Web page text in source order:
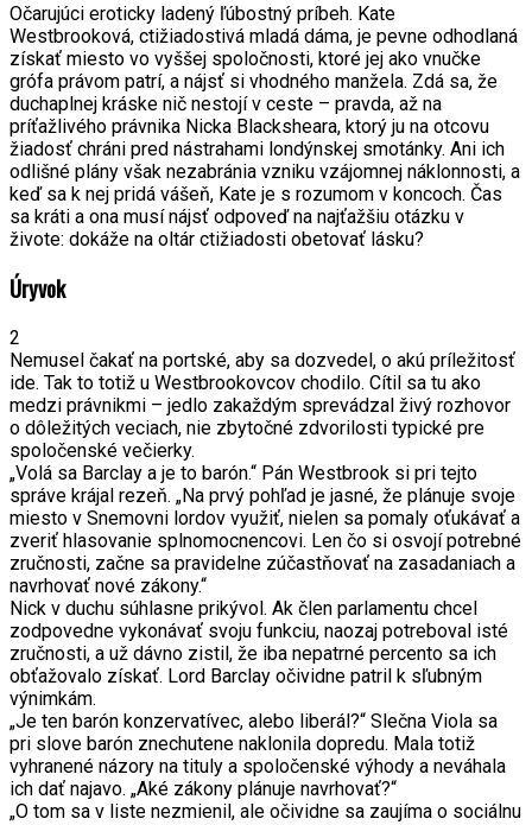
Očarujúci eroticky ladený ľúbostný príbeh. Kate
Westbrooková, ctižiadostivá mladá dáma, je pevne odhodlaná
získať miesto vo vyššej spoločnosti, ktoré jej ako vnučke
grófa právom patrí, a nájsť si vhodného manžela. Zdá sa, že
duchaplnej kráske nič nestojí v ceste – pravda, až na
príťažlivého právnika Nicka Blacksheara, ktorý ju na otcovu
žiadosť chráni pred nástrahami londýnskej smotánky. Ani ich
odlišné plány však nezabránia vzniku vzájomnej náklonnosti, a
keď sa k nej pridá vášeň, Kate je s rozumom v koncoch. Čas
sa kráti a ona musí nájsť odpoveď na najťažšiu otázku v
živote: dokáže na oltár ctižiadosti obetovať lásku?
Úryvok
2
Nemusel čakať na portské, aby sa dozvedel, o akú príležitosť
ide. Tak to totiž u Westbrookovcov chodilo. Cítil sa tu ako
medzi právnikmi – jedlo zakaždým sprevádzal živý rozhovor
o dôležitých veciach, nie zbytočné zdvorilosti typické pre
spoločenské večierky.
„Volá sa Barclay a je to barón.“ Pán Westbrook si pri tejto
správe krájal rezeň. „Na prvý pohľad je jasné, že plánuje svoje
miesto v Snemovni lordov využiť, nielen sa pomaly oťukávať a
zveriť hlasovanie splnomocnencovi. Len čo si osvojí potrebné
zručnosti, začne sa pravidelne zúčastňovať na zasadaniach a
navrhovať nové zákony.“
Nick v duchu súhlasne prikývol. Ak člen parlamentu chcel
zodpovedne vykonávať svoju funkciu, naozaj potreboval isté
zručnosti, a už dávno zistil, že iba nepatrné percento sa ich
obťažovalo získať. Lord Barclay očividne patril k sľubným
výnimkám.
„Je ten barón konzervatívec, alebo liberál?“ Slečna Viola sa
pri slove barón znechutene naklonila dopredu. Mala totiž
vyhranené názory na tituly a spoločenské výhody a neváhala
ich dať najavo. „Aké zákony plánuje navrhovať?“
„O tom sa v liste nezmienil, ale očividne sa zaujíma o sociálnu